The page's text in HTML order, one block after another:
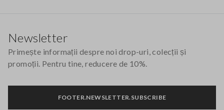
Newsletter
Primește informații despre noi drop-uri, colecții și
promoții. Pentru tine, reducere de 10%.
FOOTER.NEWSLETTER.SUBSCRIBE